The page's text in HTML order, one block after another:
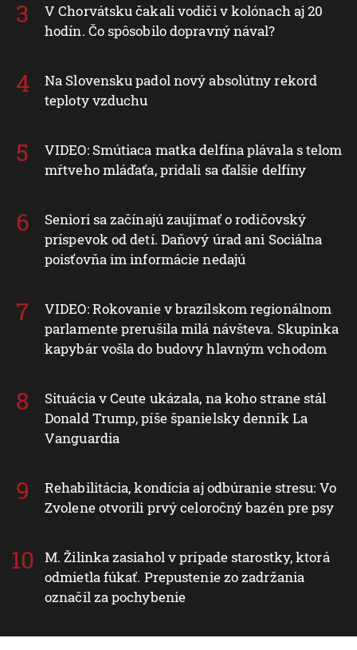
V Chorvátsku čakali vodiči v kolónach aj 20
hodín. Čo spôsobilo dopravný nával?
Na Slovensku padol nový absolútny rekord
teploty vzduchu
VIDEO: Smútiaca matka delfína plávala s telom
mŕtveho mláďaťa, pridali sa ďalšie delfíny
Seniori sa začínajú zaujímať o rodičovský
príspevok od detí. Daňový úrad ani Sociálna
poisťovňa im informácie nedajú
VIDEO: Rokovanie v brazílskom regionálnom
parlamente prerušila milá návšteva. Skupinka
kapybár vošla do budovy hlavným vchodom
Situácia v Ceute ukázala, na koho strane stál
Donald Trump, píše španielsky denník La
Vanguardia
Rehabilitácia, kondícia aj odbúranie stresu: Vo
Zvolene otvorili prvý celoročný bazén pre psy
M. Žilinka zasiahol v prípade starostky, ktorá
odmietla fúkať. Prepustenie zo zadržania
označil za pochybenie